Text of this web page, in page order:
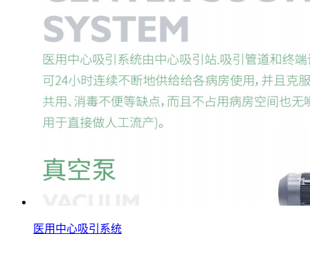
医用中心吸引系统